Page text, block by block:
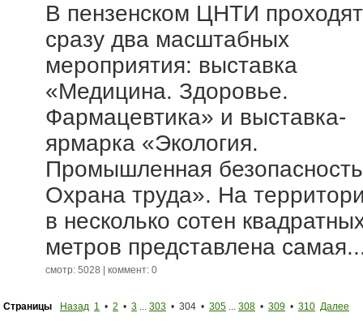
В пензенском ЦНТИ проходят
сразу два масштабных
мероприятия: выставка
«Медицина. Здоровье.
Фармацевтика» и выставка-
ярмарка «Экология.
Промышленная
Охрана труда». На
в несколько сотен
метров представлена
смотр: 5028 | коммент: 0
Страницы Назад 1 • 2 • 3 ... 303 • 304 • 305 ... 308 • 309 • 310 Далее